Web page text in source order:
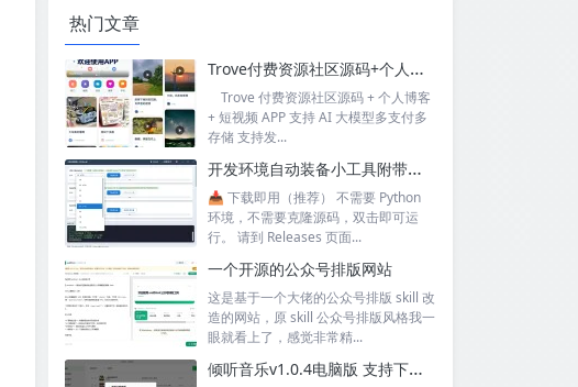
热门文章
Trove付费资源社区源码+个人博客+短视频 APP 支持AI大模型多支付多存储
Trove 付费资源社区源码 + 个人博客
+ 短视频 APP 支持 AI 大模型多支付多
存储 支持发...
开发环境自动装备小工具附带源码
📥 下载即用（推荐） 不需要 Python
环境，不需要克隆源码，双击即可运
行。 请到 Releases 页面...
一个开源的公众号排版网站
这是基于一个大佬的公众号排版 skill 改
造的网站，原 skill 公众号排版风格我一
眼就看上了，感觉非常精...
倾听音乐v1.0.4电脑版 支持下载无损音质 可听可下有歌词